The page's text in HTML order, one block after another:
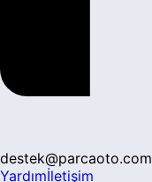
destek@parcaoto.com
Yardımİletişim